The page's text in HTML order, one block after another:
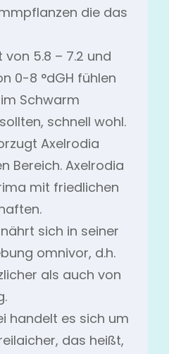
die das
von 5.8 – 7.2 und
0-8 °dGH fühlen
Schwarm
schnell wohl.
Axelrodia
Bereich. Axelrodia
mit friedlichen
sich in seiner
omnivor, d.h.
als auch von
handelt es sich um
das heißt,